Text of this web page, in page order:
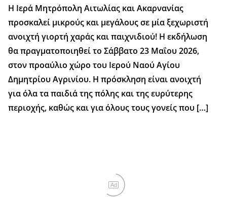
Η Ιερά Μητρόπολη Αιτωλίας και Ακαρνανίας
προσκαλεί μικρούς και μεγάλους σε μία ξεχωριστή
ανοιχτή γιορτή χαράς και παιχνιδιού! Η εκδήλωση
θα πραγματοποιηθεί το Σάββατο 23 Μαΐου 2026,
στον προαύλιο χώρο του Ιερού Ναού Αγίου
Δημητρίου Αγρινίου. Η πρόσκληση είναι ανοιχτή
για όλα τα παιδιά της πόλης και της ευρύτερης
περιοχής, καθώς και για όλους τους γονείς που […]
Ad